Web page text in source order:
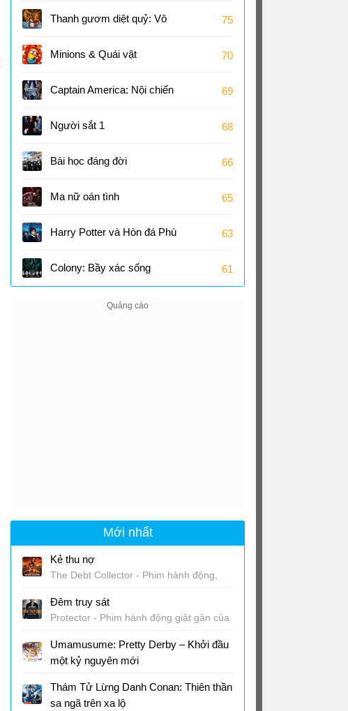
Thanh gươm diệt quỷ: Vô
hạn thành
75
Minions & Quái vật 70
Captain America: Nội chiến
Siêu Anh Hùng
69
Người sắt 1 68
Bài học đáng đời 66
Ma nữ oán tình 65
Harry Potter và Hòn đá Phù
thủy
63
Colony: Bầy xác sống 61
Mới nhất
Kẻ thu nợ
The Debt Collector - Phim hành động,
Đêm truy sát
Protector - Phim hành động giật gân của
Umamusume: Pretty Derby – Khởi đầu
một kỷ nguyên mới
rạp
Thám Tử Lừng Danh Conan: Thiên thần
sa ngã trên xa lộ